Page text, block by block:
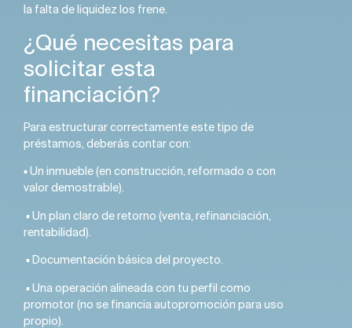
la falta de liquidez los frene.
¿Qué necesitas para
solicitar esta
financiación?
Para estructurar correctamente este tipo de
préstamos, deberás contar con:
▪️ Un inmueble (en construcción, reformado o con
valor demostrable).
▪️ Un plan claro de retorno (venta, refinanciación,
rentabilidad).
▪️ Documentación básica del proyecto.
▪️ Una operación alineada con tu perfil como
promotor (no se financia autopromoción para uso
propio).